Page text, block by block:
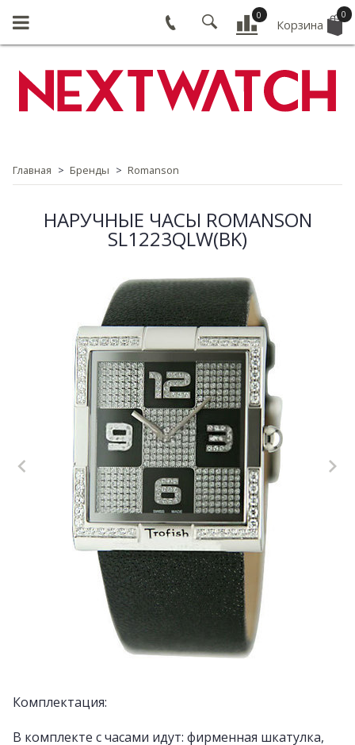
0
Корзина
0
Главная Бренды Romanson
НАРУЧНЫЕ ЧАСЫ ROMANSON
SL1223QLW(BK)
Комплектация:
В комплекте с часами идут: фирменная шкатулка,